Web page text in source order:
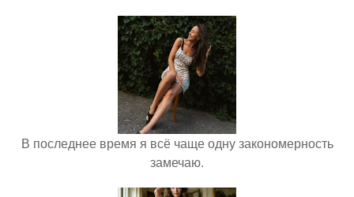
В последнее время я всё чаще одну закономерность
замечаю.